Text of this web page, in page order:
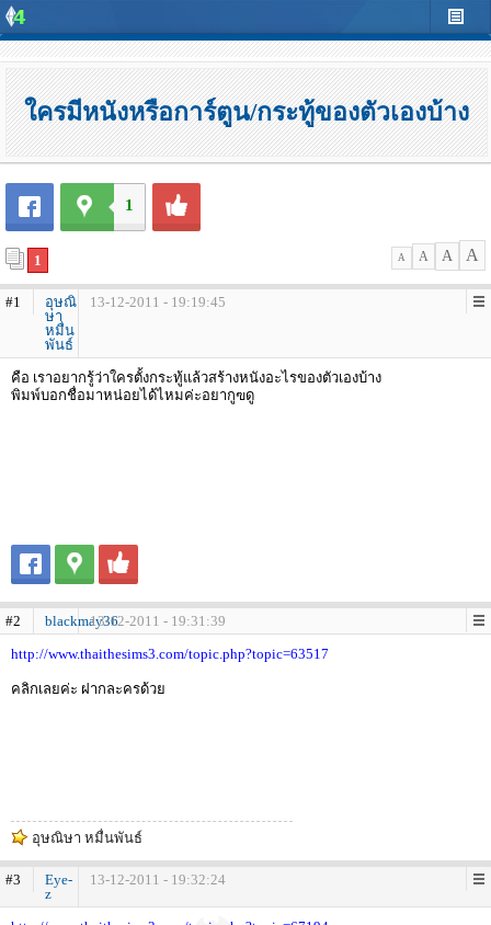
ใครมีหนังหรือการ์ตูน/กระทู้ของตัวเองบ้าง
1
1 A A A A
#1
อุษณิ
ษา
หมื่น
พันธ์
13-12-2011 - 19:19:45
คือ เราอยากรู้ว่าใครตั้งกระทู้แล้วสร้างหนังอะไรของตัวเองบ้าง
พิมพ์บอกชื่อมาหน่อยได้ไหมค่ะอยากูฃดู
#2 blackmay3613-12-2011 - 19:31:39
http://www.thaithesims3.com/topic.php?topic=63517
คลิกเลยค่ะ ฝากละครด้วย
อุษณิษา หมื่นพันธ์
#3
Eye-
z
13-12-2011 - 19:32:24